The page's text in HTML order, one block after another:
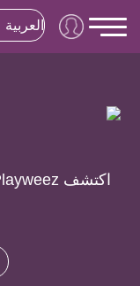
العربية